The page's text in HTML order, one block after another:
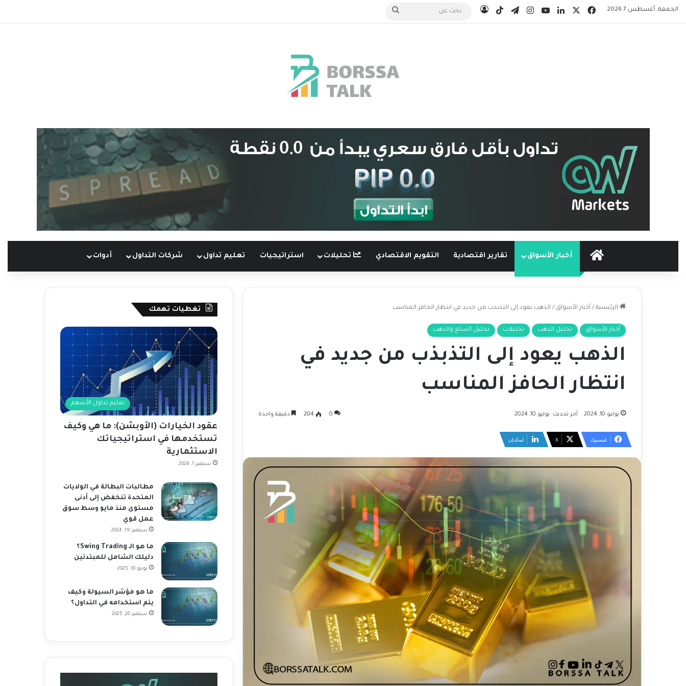
الجمعة, أغسطس 7 2026 فيسبوك لينكدإن‫YouTubeانستقرامتيلقرام‫TikTokتسجيل الدخول
الرئيسيةأخبار الأسواق تقارير اقتصادية التقويم الاقتصادي تحليلات استراتيجيات تعليم تداول شركات التداول أدوات
الرئيسية / أخبار الأسواق / الذهب يعود إلى التذبذب من جديد في انتظار الحافز المناسب
أخبار الأسواق تحليل الذهب تحليلات تحليل السلع والذهب
الذهب يعود إلى التذبذب من جديد في
انتظار الحافز المناسب
يوليو 10, 2024 آخر تحديث: يوليو 10, 2024 0
204 دقيقة واحدة
فيسبوك ‫X لينكدإن
تغطيات تهمك
تعليم تداول الأسهم
عقود الخيارات (الأوبشن): ما هي وكيف
تستخدمها في استراتيجياتك
الاستثمارية
سبتمبر 1, 2024
مطالبات البطالة في الولايات
المتحدة تنخفض إلى أدنى
مستوى منذ مايو وسط سوق
عمل قوي
سبتمبر 19, 2024
ما هو الـ Swing Trading؟
دليلك الشامل للمبتدئين
يونيو 10, 2025
ما هو مؤشر السيولة وكيف
يتم استخدامه في التداول؟
سبتمبر 20, 2025